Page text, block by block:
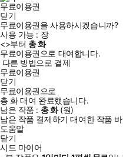
무료이용권
닫기
무료이용권을 사용하시겠습니까?
사용 가능 : 장
<>부터 총화
무료이용권으로 대여합니다.
다른 방법으로 결제
무료이용권
닫기
무료이용권으로
총 화대여 완료했습니다.
남은 작품 : 총화(원)
남은 작품 결제하기 대여한 작품
도움말
닫기
시드 마이어